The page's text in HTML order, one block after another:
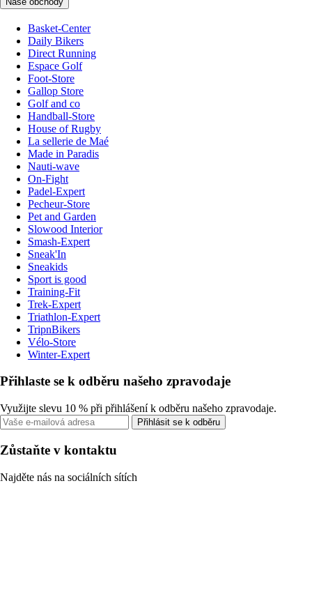
Basket-Center
Daily Bikers
Direct Running
Espace Golf
Foot-Store
Gallop Store
Golf and co
Handball-Store
House of Rugby
La sellerie de Maé
Made in Paradis
Nauti-wave
On-Fight
Padel-Expert
Pecheur-Store
Pet and Garden
Slowood Interior
Smash-Expert
Sneak'In
Sneakids
Sport is good
Training-Fit
Trek-Expert
Triathlon-Expert
TripnBikers
Vélo-Store
Winter-Expert
Přihlaste se k odběru našeho zpravodaje
Využijte slevu 10 % při přihlášení k odběru našeho zpravodaje.
Přihlásit se k odběru
Zůstaňte v kontaktu
Najděte nás na sociálních sítích